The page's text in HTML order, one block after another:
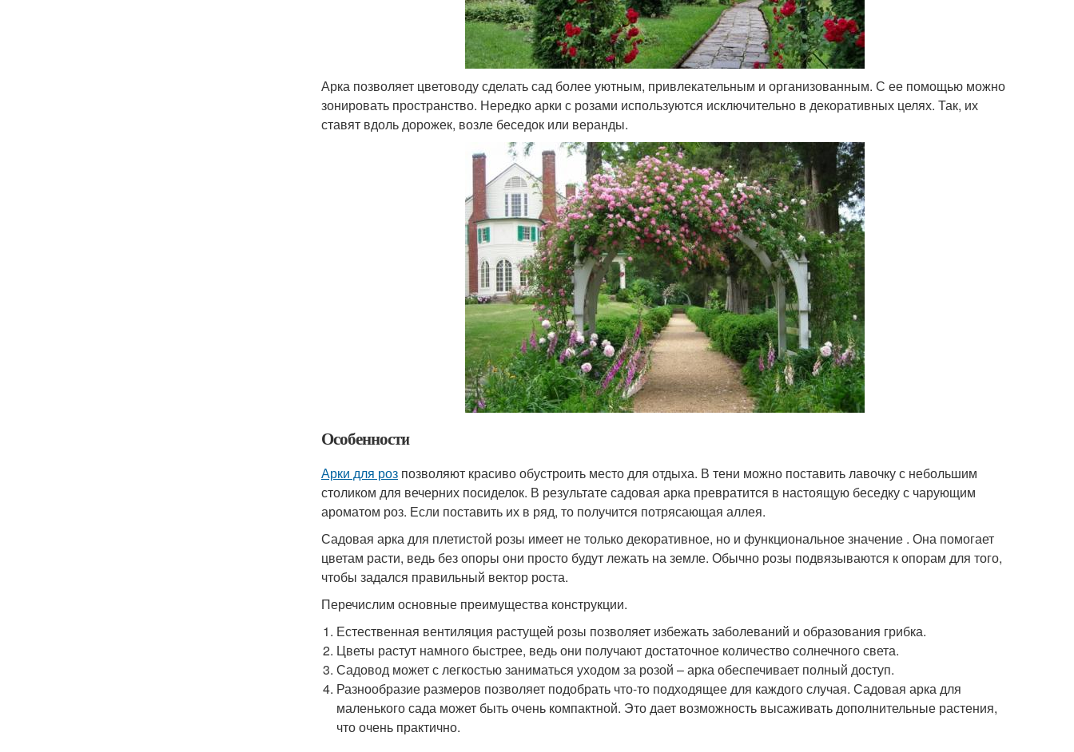
Арка позволяет цветоводу сделать сад более уютным, привлекательным и организованным. С ее помощью можно
зонировать пространство. Нередко арки с розами используются исключительно в декоративных целях. Так, их
ставят вдоль дорожек, возле беседок или веранды.
Особенности
Арки для роз позволяют красиво обустроить место для отдыха. В тени можно поставить лавочку с небольшим
столиком для вечерних посиделок. В результате садовая арка превратится в настоящую беседку с чарующим
ароматом роз. Если поставить их в ряд, то получится потрясающая аллея.
Садовая арка для плетистой розы имеет не только декоративное, но и функциональное значение . Она помогает
цветам расти, ведь без опоры они просто будут лежать на земле. Обычно розы подвязываются к опорам для того,
чтобы задался правильный вектор роста.
Перечислим основные преимущества конструкции.
Естественная вентиляция растущей розы позволяет избежать заболеваний и образования грибка.
Цветы растут намного быстрее, ведь они получают достаточное количество солнечного света.
Садовод может с легкостью заниматься уходом за розой – арка обеспечивает полный доступ.
Разнообразие размеров позволяет подобрать что-то подходящее для каждого случая. Садовая арка для
маленького сада может быть очень компактной. Это дает возможность высаживать дополнительные растения,
что очень практично.